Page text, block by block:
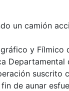
un camión
y Fílmico
Departamental
suscrito
de aunar